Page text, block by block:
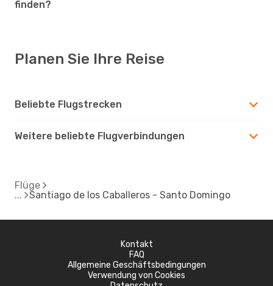
finden?
Planen Sie Ihre Reise
Beliebte Flugstrecken
Weitere beliebte Flugverbindungen
Flüge
Santiago de los Caballeros - Santo Domingo
Kontakt
FAQ
Allgemeine Geschäftsbedingungen
Verwendung von Cookies